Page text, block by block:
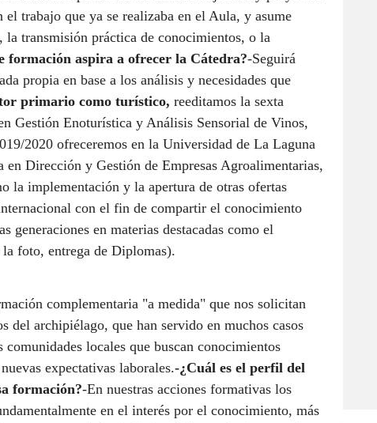
el trabajo que ya se realizaba en el Aula, y asume
la transmisión práctica de conocimientos, o la
formación aspira a ofrecer la Cátedra?-Seguirá
propia en base a los análisis y necesidades que
primario como turístico, reeditamos la sexta
Gestión Enoturística y Análisis Sensorial de Vinos,
2020 ofreceremos en la Universidad de La Laguna
en Dirección y Gestión de Empresas Agroalimentarias,
la implementación y la apertura de otras ofertas
con el fin de compartir el conocimiento
generaciones en materias destacadas como el
foto, entrega de Diplomas).
complementaria "a medida" que nos solicitan
del archipiélago, que han servido en muchos casos
locales que buscan conocimientos
expectativas laborales.-¿Cuál es el perfil del
formación?-En nuestras acciones formativas los
en el interés por el conocimiento, más